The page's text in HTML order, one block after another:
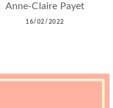
Anne-Claire Payet
16/02/2022